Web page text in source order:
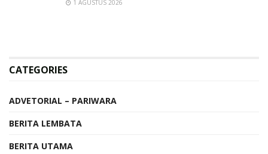
1 AGUSTUS 2026
CATEGORIES
ADVETORIAL – PARIWARA
BERITA LEMBATA
BERITA UTAMA